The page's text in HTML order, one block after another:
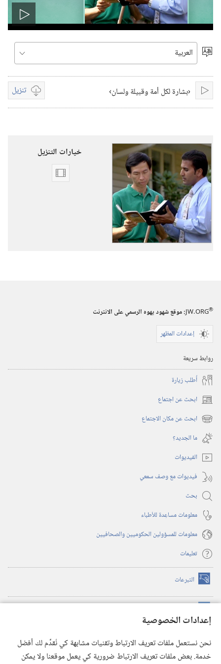
إعدادات الخصوصية
نحن نستعمل ملفات تعريف الارتباط وتقنيات مشابهة كي نُقدِّم لك أفضل
خدمة. بعض ملفات تعريف الارتباط ضرورية كي يعمل موقعنا ولا يمكن
تشغيل
الفيديو
اختر
تشغيل‏‹بشارة لكل أمة وقبيلة ولسان›‏ ‏‎ تنزيلخيارات
تنزيل
خيارات التنزيل
خيارات
JW.ORG®
:‏ موقع شهود يهوه الرسمي على الانترنت
إعدادات المظهر
روابط سريعة
أُطلب زيارة
ابحث عن اجتماع (يفتح
نافذة ابحث عن مكان الاجتماع (يفتح
نافذة
جديدة)
ما الجديد؟‏
الفيديوات
فيديوات مع وصف سمعي
بحث
معلومات مساعِدة للأطباء
معلومات للمسؤولين الحكوميين والصحافيين
تعليمات
التبرعات (يفتح
نافذة
(يفتح
نافذة
(يفتح
نافذة
جديدة) تطبيق ®
JW Library